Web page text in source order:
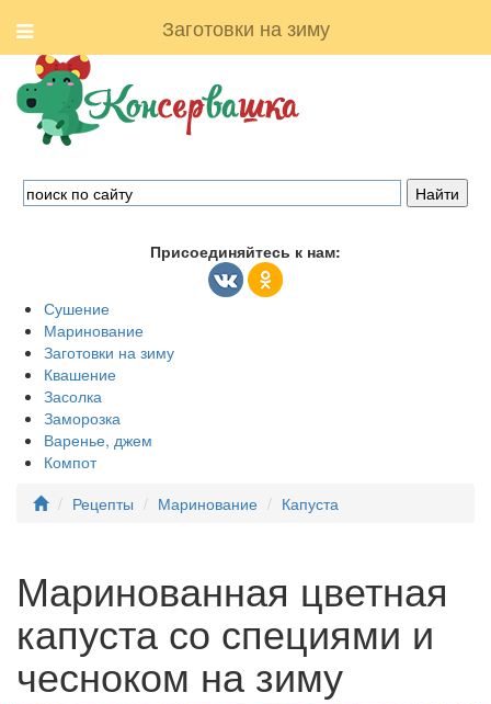
Заготовки на зиму
Присоединяйтесь к нам:
Сушение
Маринование
Заготовки на зиму
Квашение
Засолка
Заморозка
Варенье, джем
Компот
Рецепты
Маринование Капуста
Маринованная цветная
капуста со специями и
чесноком на зиму